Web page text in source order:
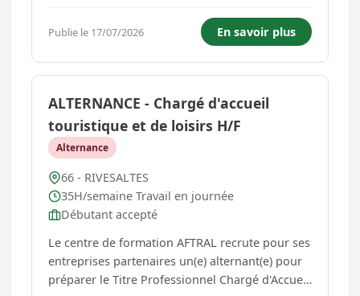
missions principales seront : La préparation de
différents types de commandes en volume ou
en picking pour nos client...
Publie le 17/07/2026 En savoir plus
ALTERNANCE - Chargé d'accueil
touristique et de loisirs H/F
Alternance
66 - RIVESALTES
35H/semaine Travail en journée
Débutant accepté
Le centre de formation AFTRAL recrute pour ses
entreprises partenaires un(e) alternant(e) pour
préparer le Titre Professionnel Chargé d'Accueil